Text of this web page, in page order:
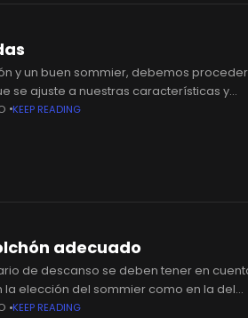
y un buen sommier, debemos proceder
se ajuste a nuestras características y
confort. La almohada
KEEP READING
adecuado
de descanso se deben tener en
la elección del sommier como en la del
KEEP READING